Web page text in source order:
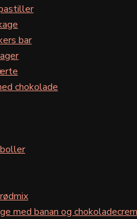
bar
chokolade
med banan og